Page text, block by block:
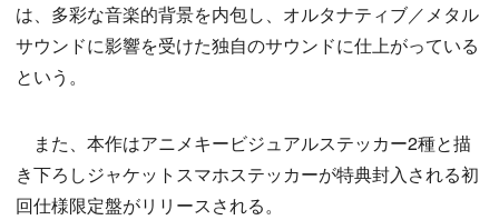
は、多彩な音楽的背景を内包し、オルタナティブ／メタル
サウンドに影響を受けた独自のサウンドに仕上がっている
という。
また、本作はアニメキービジュアルステッカー2種と描
き下ろしジャケットスマホステッカーが特典封入される初
回仕様限定盤がリリースされる。